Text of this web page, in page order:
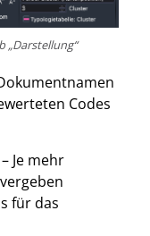
„Darstellung“
Codes
– Je mehr
für das